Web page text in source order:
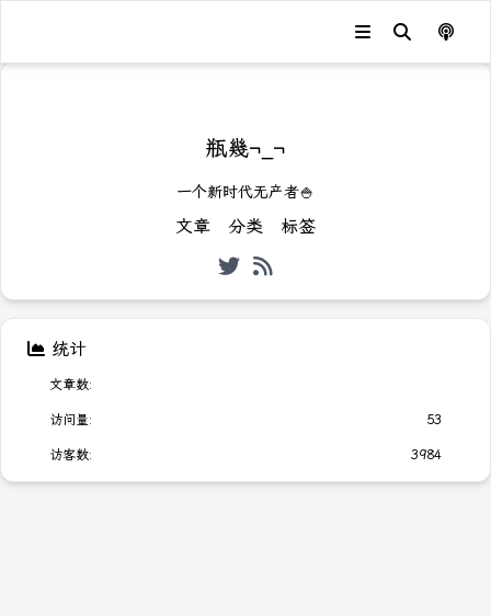
瓶幾¬_¬
一个新时代无产者🍚
文章 分类 标签
统计
文章数:
访问量: 53
访客数: 3984